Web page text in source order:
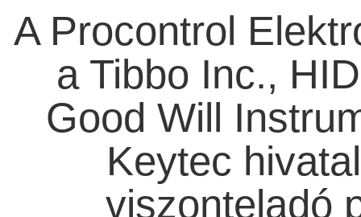
A Procontrol
a Tibbo Inc.,
Good Will
Keytec
viszonteladó